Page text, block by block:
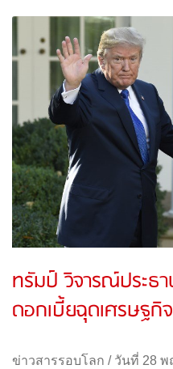
ทรัมป์ วิจารณ์ประธ
ดอกเบี้ยฉุดเศรษฐกิ
ข่าวสารรอบโลก / วันที่ 28 พ